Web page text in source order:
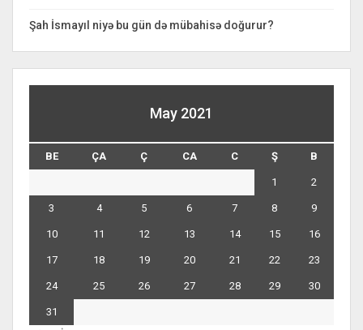
Şah İsmayıl niyə bu gün də mübahisə doğurur?
May 2021
BE ÇA Ç CA C Ş B
1 2
3 4 5 6 7 8 9
10 11 12 13 14 15 16
17 18 19 20 21 22 23
24 25 26 27 28 29 30
31